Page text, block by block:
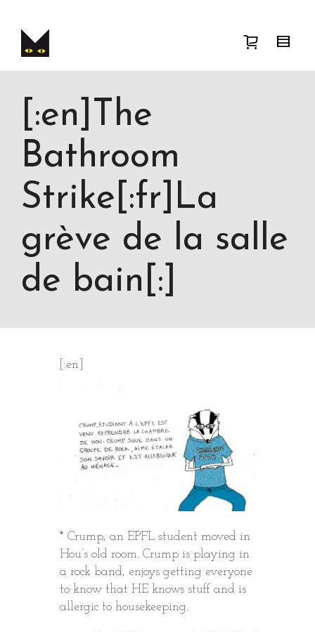
[:en]The
Bathroom
Strike[:fr]La
grève de la salle
de bain[:]
[:en]
* Crump, an EPFL student moved in
Hou’s old room. Crump is playing in
a rock band, enjoys getting everyone
to know that HE knows stuff and is
allergic to housekeeping.